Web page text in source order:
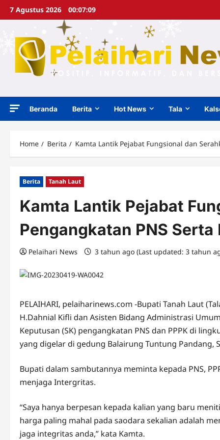
Skip7 Agustus 2026 00:07:09
Beranda Berita Hot News Tala
Home Berita Kamta Lantik Pejabat Fungsional dan
Berita Tanah Laut
Kamta Lantik Pejabat
Pengangkatan PNS Serta
Pelaihari News 3 tahun ago (Last updated: 3 tahun
PELAIHARI, pelaiharinews.com -Bupati Tanah Laut
H.Dahnial Kifli dan Asisten Bidang Administrasi
Keputusan (SK) pengangkatan PNS dan PPPK di
yang digelar di gedung Balairung Tuntung Pandang,
Bupati dalam sambutannya meminta kepada PNS,
menjaga Intergritas.
“Saya hanya berpesan kepada kalian yang baru
harga paling mahal pada saodara sekalian adalah
jaga integritas anda,” kata Kamta.